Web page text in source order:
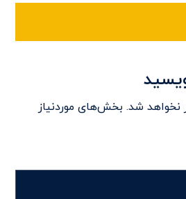
نخواهد شد. بخش‌های موردنیاز